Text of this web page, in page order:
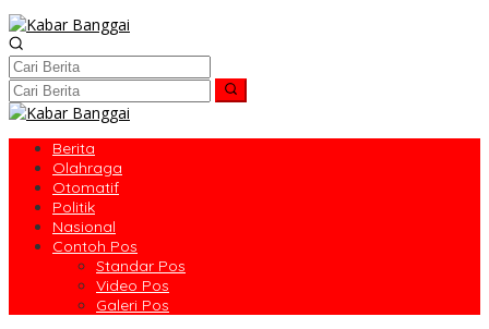
Berita
Olahraga
Otomatif
Politik
Nasional
Contoh Pos
Standar Pos
Video Pos
Galeri Pos